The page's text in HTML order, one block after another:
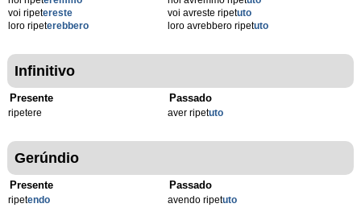
voi ripetereste
loro ripeterebbero
voi avreste ripetuto
loro avrebbero ripetuto
Infinitivo
Presente
ripetere
Passado
aver ripetuto
Gerúndio
Presente
ripetendo
Passado
avendo ripetuto